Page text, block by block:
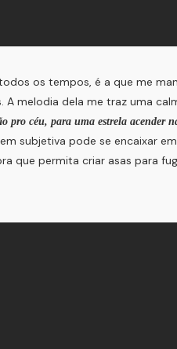
os tempos, é a que me
melodia dela me traz uma
pro céu, para uma estrela acender
subjetiva pode se encaixar
que permita criar asas para